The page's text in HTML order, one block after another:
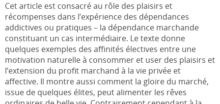
Cet article est consacré au rôle des plaisirs et
récompenses dans l’expérience des dépendances
addictives ou pratiques – la dépendance marchande
constituant un cas intermédiaire. Le texte donne
quelques exemples des affinités électives entre une
motivation naturelle à consommer et user des plaisirs et
l’extension du profit marchand à la vie privée et
affective. Il montre aussi comment la gloire du marché,
issue de quelques élites, peut alimenter les rêves